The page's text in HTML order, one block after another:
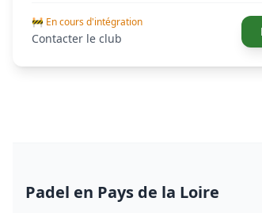
🚧 En cours d'intégration
Contacter le club
Padel en Pays de la Loire